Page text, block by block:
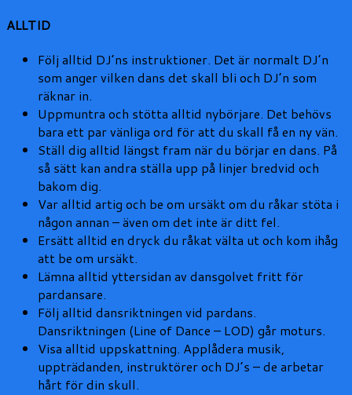
ALLTID
Följ alltid DJ’ns instruktioner. Det är normalt DJ’n
som anger vilken dans det skall bli och DJ’n som
räknar in.
Uppmuntra och stötta alltid nybörjare. Det behövs
bara ett par vänliga ord för att du skall få en ny vän.
Ställ dig alltid längst fram när du börjar en dans. På
så sätt kan andra ställa upp på linjer bredvid och
bakom dig.
Var alltid artig och be om ursäkt om du råkar stöta i
någon annan – även om det inte är ditt fel.
Ersätt alltid en dryck du råkat välta ut och kom ihåg
att be om ursäkt.
Lämna alltid yttersidan av dansgolvet fritt för
pardansare.
Följ alltid dansriktningen vid pardans.
Dansriktningen (Line of Dance – LOD) går moturs.
Visa alltid uppskattning. Applådera musik,
uppträdanden, instruktörer och DJ’s – de arbetar
hårt för din skull.